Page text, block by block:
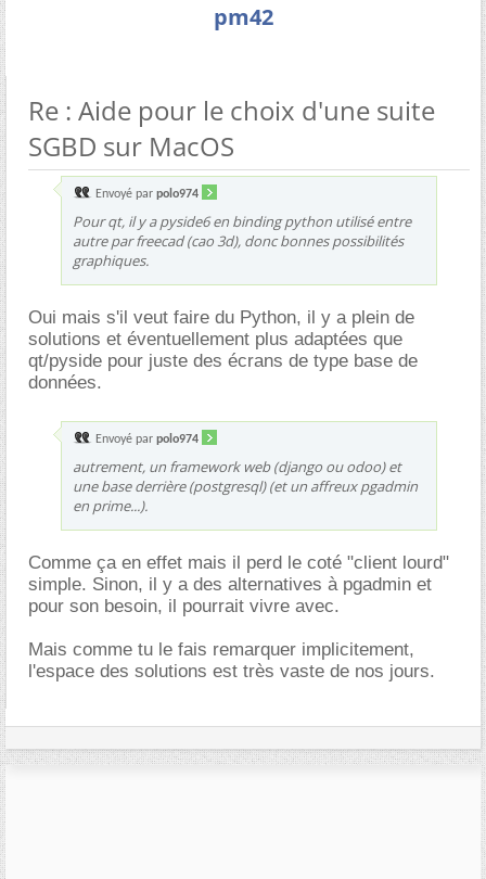
pm42
Re : Aide pour le choix d'une suite
SGBD sur MacOS
Envoyé par polo974
Pour qt, il y a pyside6 en binding python utilisé entre
autre par freecad (cao 3d), donc bonnes possibilités
graphiques.
Oui mais s'il veut faire du Python, il y a plein de
solutions et éventuellement plus adaptées que
qt/pyside pour juste des écrans de type base de
données.
Envoyé par polo974
autrement, un framework web (django ou odoo) et
une base derrière (postgresql) (et un affreux pgadmin
en prime...).
Comme ça en effet mais il perd le coté "client lourd"
simple. Sinon, il y a des alternatives à pgadmin et
pour son besoin, il pourrait vivre avec.
Mais comme tu le fais remarquer implicitement,
l'espace des solutions est très vaste de nos jours.